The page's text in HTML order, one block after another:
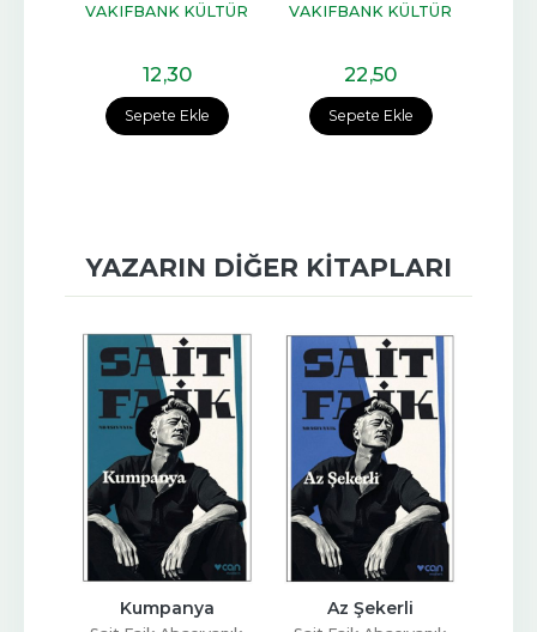
Sepete Ekle
VAKIFBANK KÜLTÜR
12,30
Sepete Ekle
VAKIFBANK KÜLTÜR
22,50
YAZARIN DIĞER KITAPLARI
Kumpanya Az Şekerli